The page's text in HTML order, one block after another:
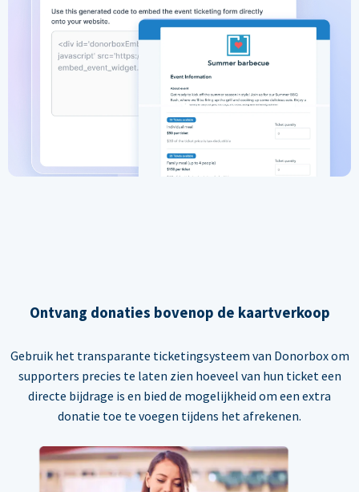
Ontvang donaties bovenop de kaartverkoop
Gebruik het transparante ticketingsysteem van Donorbox om
supporters precies te laten zien hoeveel van hun ticket een
directe bijdrage is en bied de mogelijkheid om een extra
donatie toe te voegen tijdens het afrekenen.